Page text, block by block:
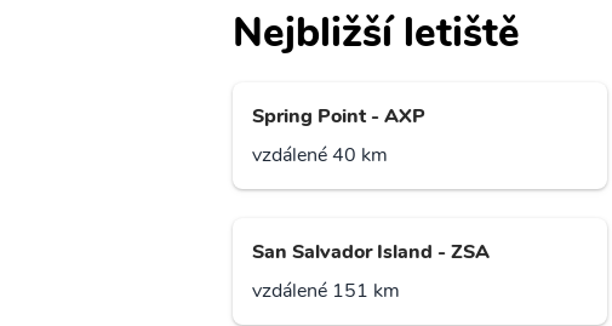
Nejbližší letiště
Spring Point - AXP
vzdálené 40 km
San Salvador Island - ZSA
vzdálené 151 km